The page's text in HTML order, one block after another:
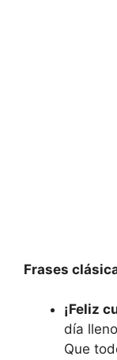
Frases
¡Feliz
día
Que